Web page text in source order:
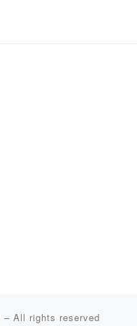
– All rights reserved